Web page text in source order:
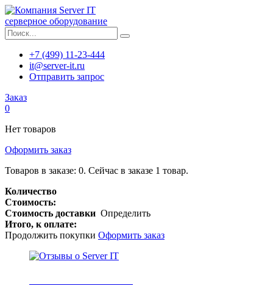
серверное оборудование
+7 (499) 11-23-444
it@server-it.ru
Отправить запрос
Заказ
0
Нет товаров
Оформить заказ
Товаров в заказе: 0. Сейчас в заказе 1 товар.
Количество
Стоимость:
Стоимость доставки Определить
Итого, к оплате:
Продолжить покупки Оформить заказ